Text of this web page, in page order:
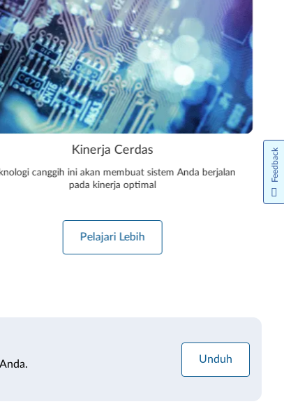
Kinerja Cerdas
canggih ini akan membuat sistem Anda berjalan
pada kinerja optimal
Pelajari Lebih
Unduh
Feedback